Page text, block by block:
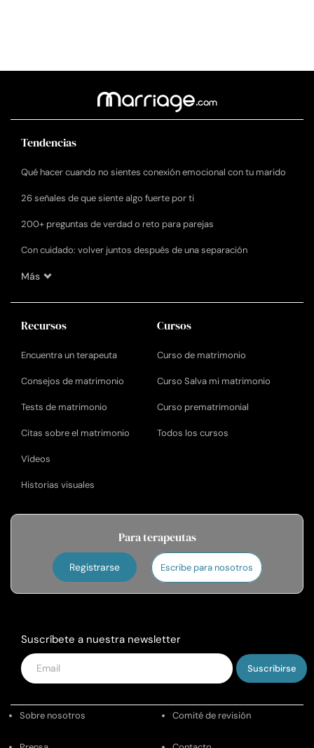
Tendencias
Qué hacer cuando no sientes conexión emocional con tu marido
26 señales de que siente algo fuerte por ti
200+ preguntas de verdad o reto para parejas
Con cuidado: volver juntos después de una separación
Más
Recursos
Encuentra un terapeuta
Consejos de matrimonio
Tests de matrimonio
Citas sobre el matrimonio
Vídeos
Historias visuales
Cursos
Curso de matrimonio
Curso Salva mi matrimonio
Curso prematrimonial
Todos los cursos
Para terapeutas
Registrarse Escribe para nosotros
Suscríbete a nuestra newsletter
Introduce
tu
Sobre nosotros Comité de revisión